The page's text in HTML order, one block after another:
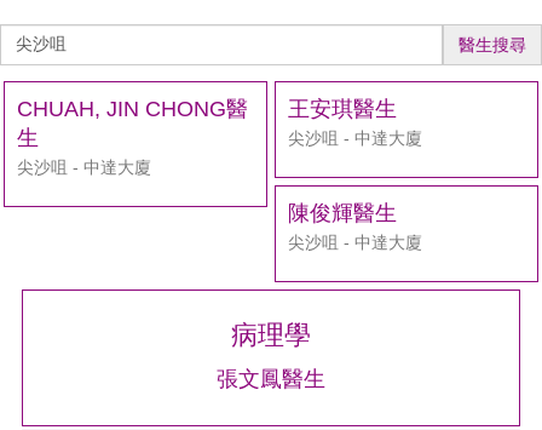
生
醫生搜尋
CHUAH, JIN CHONG醫
生
尖沙咀 - 中達大廈
王安琪醫生
尖沙咀 - 中達大廈
陳俊輝醫生
尖沙咀 - 中達大廈
病理學
張文鳳醫生